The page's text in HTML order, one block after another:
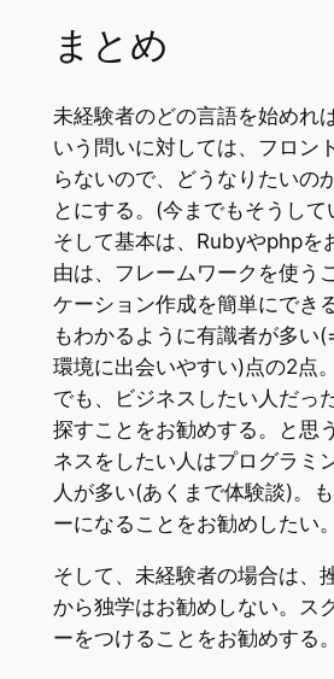
まとめ
未経験者のどの言語を始めれ
いう問いに対しては、フロン
らないので、どうなりたいの
とにする。(今までもそうして
そして基本は、Rubyやphpを
由は、フレームワークを使う
ケーション作成を簡単にでき
もわかるように有識者が多い
環境に出会いやすい)点の2点。
でも、ビジネスしたい人だっ
探すことをお勧めする。と思
ネスをしたい人はプログラミ
人が多い(あくまで体験談)。
ーになることをお勧めしたい。
そして、未経験者の場合は、
から独学はお勧めしない。ス
ーをつけることをお勧めする。